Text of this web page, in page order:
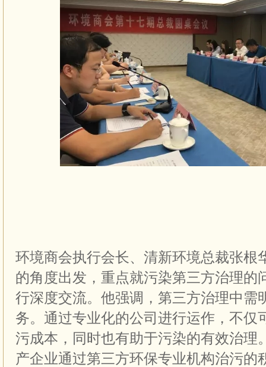
环境商会执行会长、清新环境总裁张根
的角度出发，重点就污染第三方治理的
行深度交流。他强调，第三方治理中需
务。通过专业化的公司进行运作，不仅
污成本，同时也有助于污染的有效治理
产企业通过第三方环保专业机构治污的